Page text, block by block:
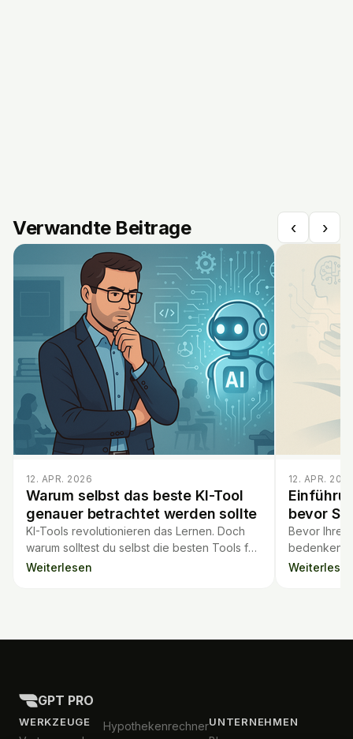
Verwandte Beitrage ‹ ›
12. APR. 2026
Warum selbst das beste KI-Tool
genauer betrachtet werden sollte
KI-Tools revolutionieren das Lernen. Doch
warum solltest du selbst die besten Tools für
den Unterricht kritisch hinterfragen? Mehr
Weiterlesen
12. APR.
bevor
Bevor Ihre
bedenken
GPT PRO
WERKZEUGE HypothekenrechnerUNTERNEHMEN